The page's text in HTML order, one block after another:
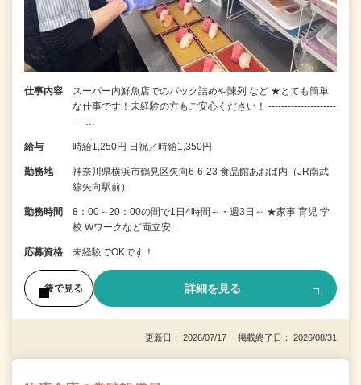
仕事内容
スーパー内鮮魚店でのパック詰めや陳列 など ★とても簡単
な仕事です！未経験の方もご安心ください！ ---------------------
----…
給与 時給1,250円 日祝／時給1,350円
勤務地
神奈川県横浜市鶴見区矢向6-6-23 食品館あおば内（JR南武
線矢向駅前）
勤務時間
8：00～20：00の間で1日4時間～・週3日～ ★家事 育児 学
校 Wワークなど両立安…
応募資格 未経験でOKです！
後で見る 詳細を見る
更新日： 2026/07/17 掲載終了日： 2026/08/31